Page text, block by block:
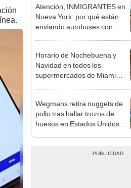
Atención, INMIGRANTES en
Nueva York: por qué están
enviando autobuses con
Horario de Nochebuena y
Navidad en todos los
supermercados de Miami
Wegmans retira nuggets de
pollo tras hallar trozos de
huesos en Estados Unidos: